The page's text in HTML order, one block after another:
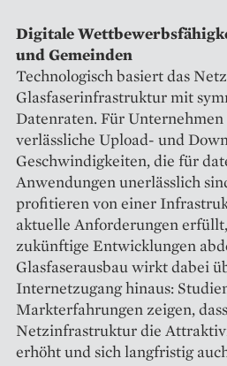
Digitale
und Gemeinden
Technologisch basiert das
Glasfaserinfrastruktur mit
Datenraten. Für Unternehmen
verlässliche Upload- und
Geschwindigkeiten, die für
Anwendungen unerlässlich
profitieren von einer
aktuelle Anforderungen
zukünftige Entwicklungen
Glasfaserausbau wirkt dabei
Internetzugang hinaus:
Markterfahrungen zeigen,
Netzinfrastruktur die
erhöht und sich langfristig